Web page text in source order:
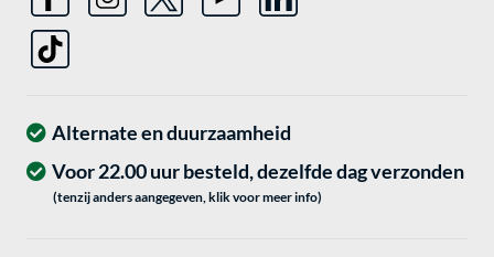
Alternate en duurzaamheid
Voor 22.00 uur besteld, dezelfde dag verzonden
(tenzij anders aangegeven, klik voor meer info)